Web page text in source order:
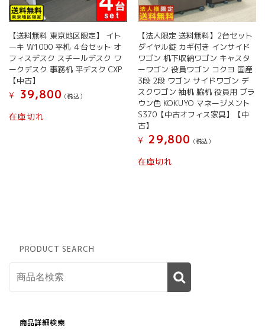
【送料無料 東京地区限定】 イト
ーキ W1000 平机 ４台セット オ
フィスデスク スチールデスク ワ
ークデスク 事務机 平デスク CXP
【中古】
¥
39,800 (税込）
在庫切れ
【法人限定 送料無料】2台セット
ダイヤル錠 カギ付き インサイド
ワゴン 机下収納ワゴン キャスタ
ーワゴン 役員ワゴン コクヨ 国産
3段 2段 ワゴン サイドワゴン デ
スクワゴン 袖机 脇机 役員用 ブラ
ウン色 KOKUYO マネージメント
S370【中古オフィス家具】【中
古】
¥ 29,800 (税込）
在庫切れ
PRODUCT SEARCH
商品詳細検索